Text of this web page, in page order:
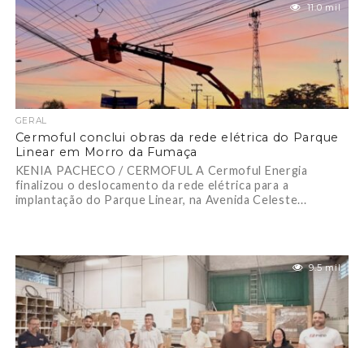
11.0 mil
GERAL
Cermoful conclui obras da rede elétrica do Parque
Linear em Morro da Fumaça
KENIA PACHECO / CERMOFUL A Cermoful Energia
finalizou o deslocamento da rede elétrica para a
implantação do Parque Linear, na Avenida Celeste...
9.5 mil